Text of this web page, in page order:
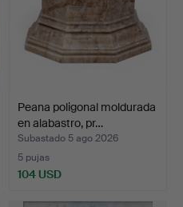
Peana poligonal moldurada
en alabastro, pr…
Subastado 5 ago 2026
5 pujas
104 USD